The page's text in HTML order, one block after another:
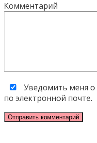
Комментарий
Уведомить меня
по электронной почте.